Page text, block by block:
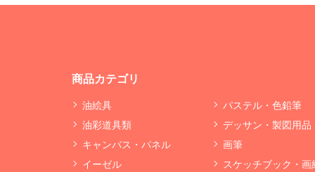
商品カテゴリ
油絵具
油彩道具類
キャンバス・パネル
イーゼル
パステル・色鉛筆
デッサン・製図用品
画筆
スケッチブック・画